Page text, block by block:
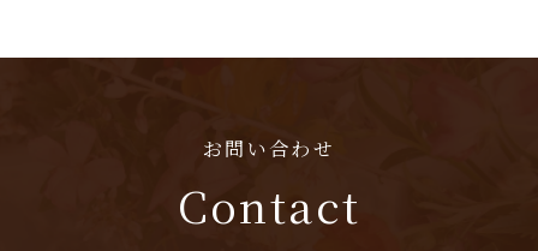
お問い合わせ
Contact